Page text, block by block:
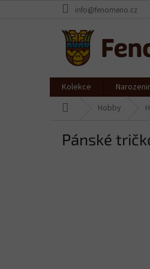
info@fenomeno.cz
Kolekce
Hobby
Pánské